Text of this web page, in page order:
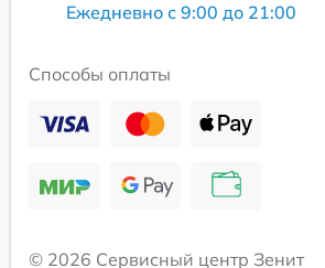
Ежедневно с 9:00 до 21:00
Способы оплаты
© 2026 Сервисный центр Зенит